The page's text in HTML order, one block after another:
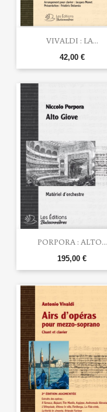
VIVALDI : LA...
42,00 €
PORPORA : ALTO...
195,00 €